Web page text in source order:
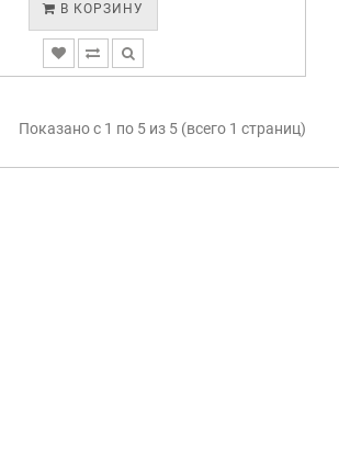
В КОРЗИНУ
Показано с 1 по 5 из 5 (всего 1 страниц)